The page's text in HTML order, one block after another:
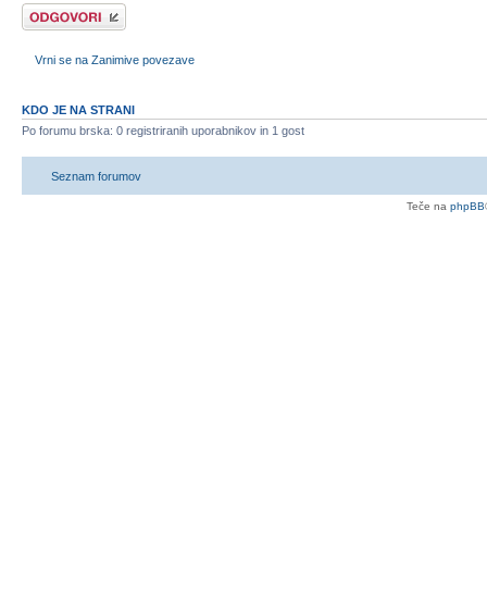
Napiši odgovor
Vrni se na Zanimive povezave
KDO JE NA STRANI
Po forumu brska: 0 registriranih uporabnikov in 1 gost
Seznam forumov
Teče na phpBB